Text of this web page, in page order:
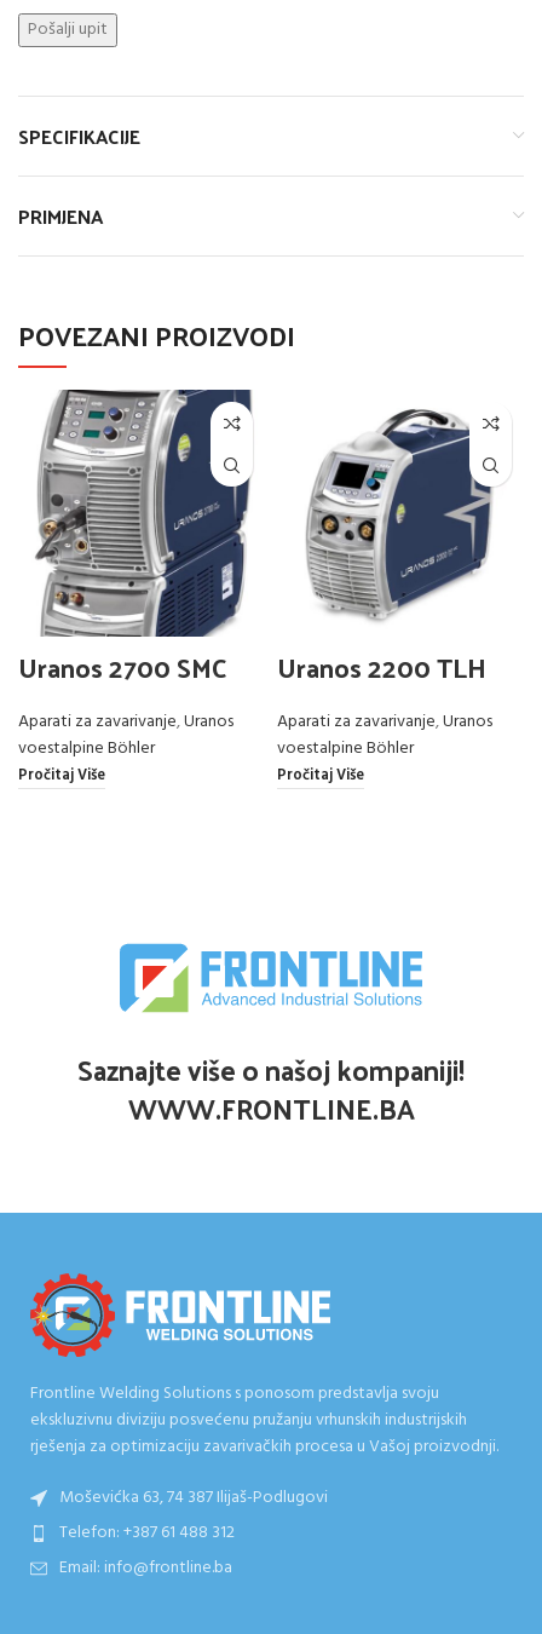
SPECIFIKACIJE
PRIMJENA
POVEZANI PROIZVODI
Uranos 2700 SMC
Aparati za zavarivanje,Uranos
voestalpine Böhler
Pročitaj Više
Uranos 2200 TLH
Aparati za zavarivanje,Uranos
voestalpine Böhler
Pročitaj Više
Saznajte više o našoj kompaniji!
WWW.FRONTLINE.BA
Frontline Welding Solutions s ponosom predstavlja svoju
ekskluzivnu diviziju posvećenu pružanju vrhunskih industrijskih
rješenja za optimizaciju zavarivačkih procesa u Vašoj proizvodnji.
Moševićka 63, 74 387 Ilijaš-Podlugovi
Telefon: +387 61 488 312
Email: info@frontline.ba